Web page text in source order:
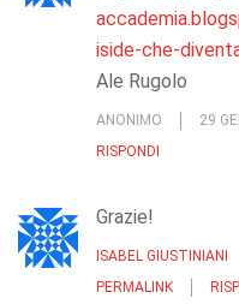
iside-che-
Ale Rugolo
ANONIMO 29
RISPONDI
Grazie!
ISABEL GIUSTINIANI
PERMALINK